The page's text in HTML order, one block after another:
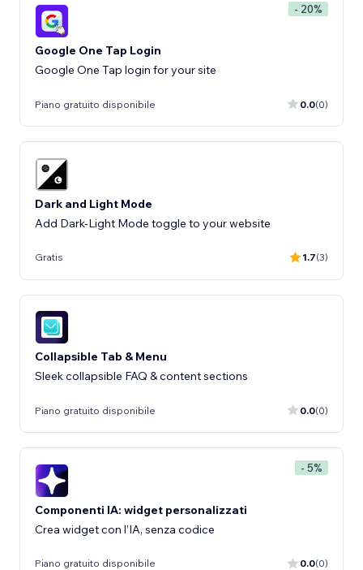
- 20%
Google One Tap Login
Google One Tap login for your site
Piano gratuito disponibile 0.0(0)
Dark and Light Mode
Add Dark-Light Mode toggle to your website
Gratis 1.7(3)
Collapsible Tab & Menu
Sleek collapsible FAQ & content sections
Piano gratuito disponibile 0.0(0)
- 5%
Componenti IA: widget personalizzati
Crea widget con l’IA, senza codice
Piano gratuito disponibile 0.0(0)